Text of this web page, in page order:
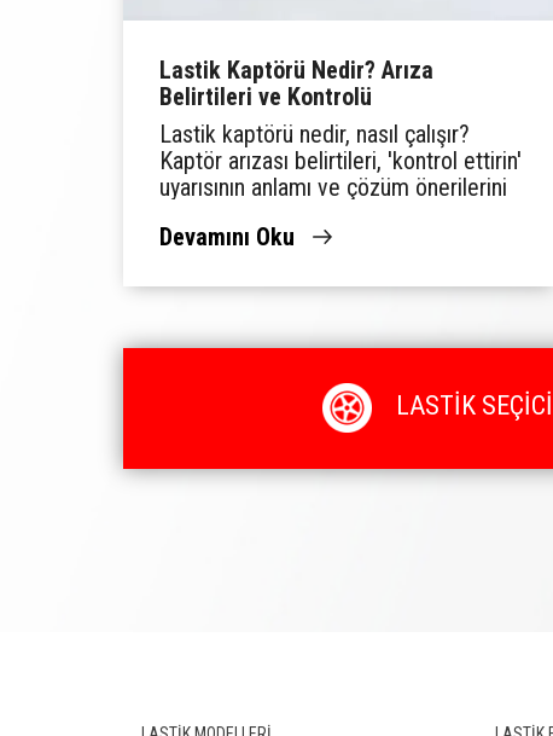
Lastik Kaptörü Nedir? Arıza
Belirtileri ve Kontrolü
Lastik kaptörü nedir, nasıl çalışır?
Kaptör arızası belirtileri, 'kontrol ettirin'
uyarısının anlamı ve çözüm önerilerini
Devamını Oku
LASTİK SEÇİCİ